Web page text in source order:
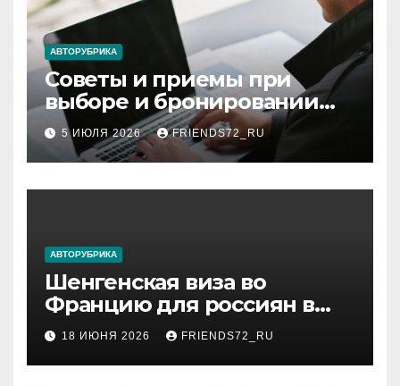
АВТОРУБРИКА
Советы и приемы при
выборе и бронировании
авиабилетов
5 ИЮЛЯ 2026 FRIENDS72_RU
АВТОРУБРИКА
Шенгенская виза во
Францию для россиян в
2026 году: сроки от 3 дней
и список необходимых
документов
18 ИЮНЯ 2026 FRIENDS72_RU